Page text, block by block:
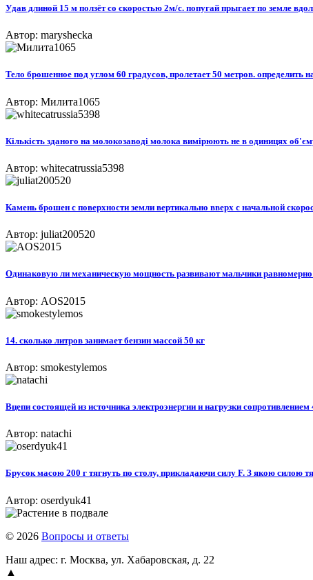
Удав длиной 15 м ползёт со скоростью 2м/с. попугай прыгает по земле
Автор: maryshecka
Тело брошенное под углом 60 градусов, пролетает 50 метров. определить
Автор: Милита1065
Кількість зданого на молокозаводі молока вимірюють не в одиницях
Автор: whitecatrussia5398
Камень брошен с поверхности земли вертикально вверх с начальной
Автор: juliat200520
Одинаковую ли механическую мощность развивают мальчики
Автор: AOS2015
14. сколько литров занимает бензин массой 50 кг​
Автор: smokestylemos
Вцепи состоящей из источника электроэнергии и нагрузки
Автор: natachi
Брусок масою 200 г тягнуть по столу, прикладаючи силу F. З якою силою
Автор: oserdyuk41
© 2026 Вопросы и ответы
Наш адрес: г. Москва, ул. Хабаровская, д. 22
▲